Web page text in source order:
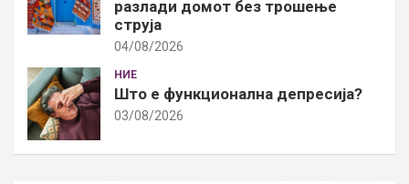
разлади домот без трошење
струја
04/08/2026
НИЕ
Што е функционална депресија?
03/08/2026